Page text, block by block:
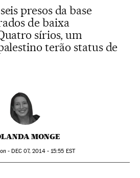
presos da base
de baixa
sírios, um
terão status de
MONGE
-DEC07, 2014 - 15:55 EST